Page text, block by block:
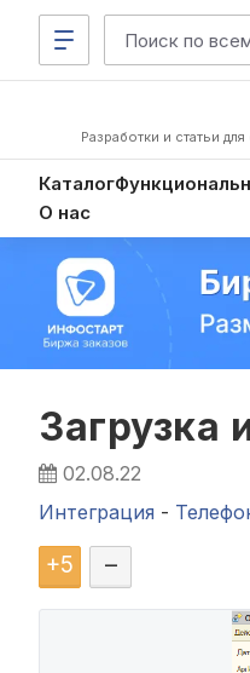
Разработки и статьи
Каталог
О нас
Загрузка
02.08.22
Интеграция -
+5 –